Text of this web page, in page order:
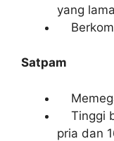
yang lama
Satpam
Tinggi
pria dan